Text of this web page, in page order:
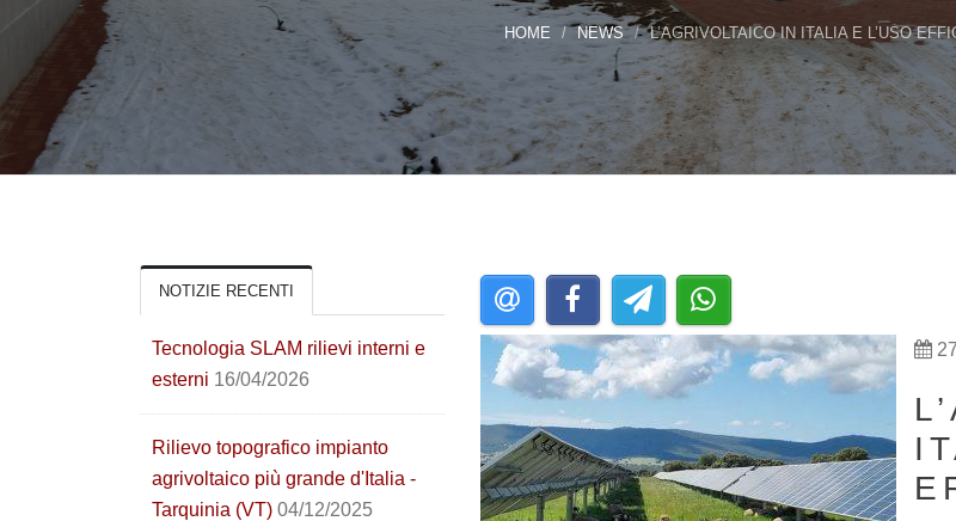
HOME NEWS L’AGRIVOLTAICO IN ITALIA E L’USO
NOTIZIE RECENTI
Tecnologia SLAM rilievi interni e
esterni 16/04/2026
Rilievo topografico impianto
agrivoltaico più grande d'Italia -
Tarquinia (VT) 04/12/2025